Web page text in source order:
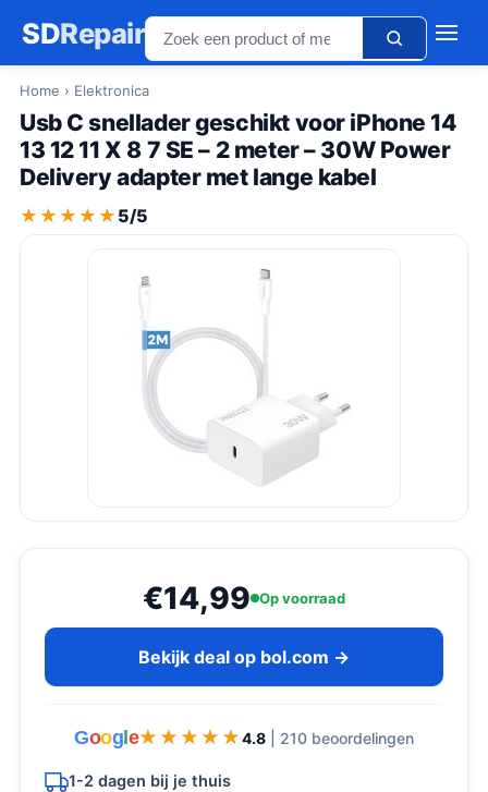
SDRepair
Home › Elektronica
Usb C snellader geschikt voor iPhone 14
13 12 11 X 8 7 SE – 2 meter – 30W Power
Delivery adapter met lange kabel
★★★★★
★★★★★ 5/5
€14,99 Op voorraad
Bekijk deal op bol.com →
Goog e★★★★★
★★★★★ 4.8 | 210 beoordelingen
1-2 dagen bij je thuis